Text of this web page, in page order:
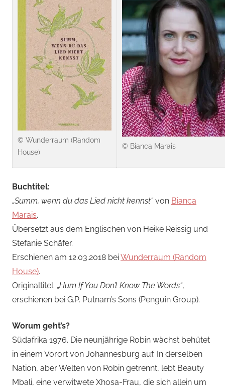
© Wunderraum (Random
House)
© Bianca Marais
Buchtitel:
„Summ, wenn du das Lied nicht kennst“ von Bianca
Marais.
Übersetzt aus dem Englischen von Heike Reissig und
Stefanie Schäfer.
Erschienen am 12.03.2018 beiWunderraum (Random
House).
Originaltitel: „Hum If You Don’t Know The Words“,
erschienen bei G.P. Putnam’s Sons (Penguin Group).
Worum geht’s?
Südafrika 1976. Die neunjährige Robin wächst behütet
in einem Vorort von Johannesburg auf. In derselben
Nation, aber Welten von Robin getrennt, lebt Beauty
Mbali, eine verwitwete Xhosa-Frau, die sich allein um